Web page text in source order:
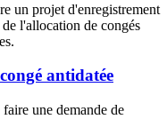
un projet d'enregistrement
l'allocation de congés
antidatée
une demande de